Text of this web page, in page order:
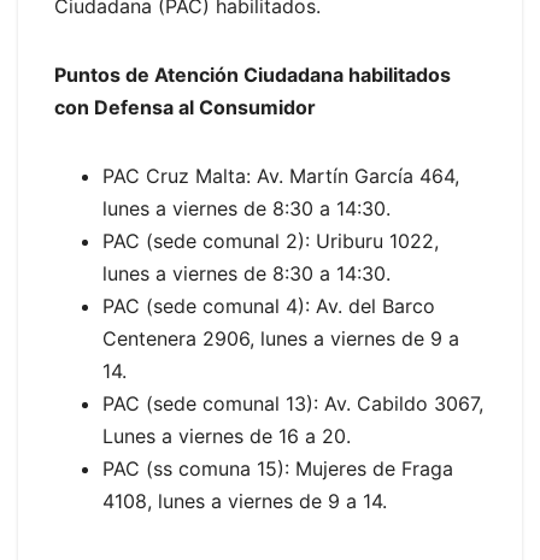
Ciudadana (PAC) habilitados.
Puntos de Atención Ciudadana habilitados
con Defensa al Consumidor
PAC Cruz Malta: Av. Martín García 464,
lunes a viernes de 8:30 a 14:30.
PAC (sede comunal 2): Uriburu 1022,
lunes a viernes de 8:30 a 14:30.
PAC (sede comunal 4): Av. del Barco
Centenera 2906, lunes a viernes de 9 a
14.
PAC (sede comunal 13): Av. Cabildo 3067,
Lunes a viernes de 16 a 20.
PAC (ss comuna 15): Mujeres de Fraga
4108, lunes a viernes de 9 a 14.